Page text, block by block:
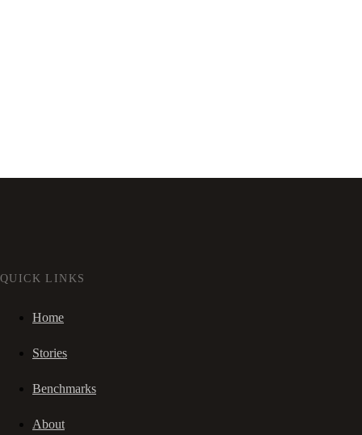
QUICK LINKS
Home
Stories
Benchmarks
About